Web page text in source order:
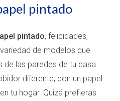
pintado
pintado, felicidades,
de modelos que
las paredes de tu casa.
diferente, con un papel
tu hogar. Quizá prefieras